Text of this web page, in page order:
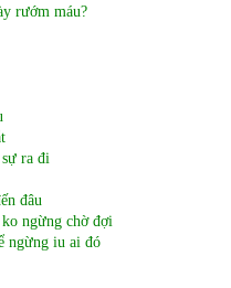
rướm máu?
ra đi
đâu
ngừng chờ đợi
ngừng iu ai đó